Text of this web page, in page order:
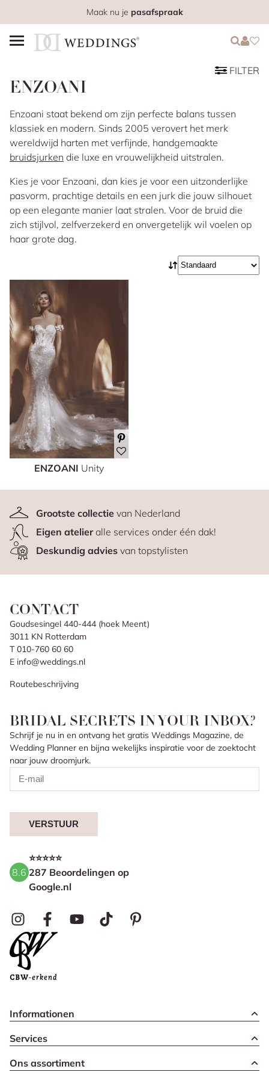
Maak nu je pasafspraak
Login
Login
ENZOANI
FILTER
Enzoani staat bekend om zijn perfecte balans tussen
klassiek en modern. Sinds 2005 verovert het merk
wereldwijd harten met verfijnde, handgemaakte
bruidsjurken die luxe en vrouwelijkheid uitstralen.
Kies je voor Enzoani, dan kies je voor een uitzonderlijke
pasvorm, prachtige details en een jurk die jouw silhouet
op een elegante manier laat stralen. Voor de bruid die
zich stijlvol, zelfverzekerd en onvergetelijk wil voelen op
haar grote dag.
ENZOANI Unity
Grootste collectievan Nederland
Eigen atelieralle services onder één dak!
Deskundig adviesvan topstylisten
CONTACT
Goudsesingel 440-444 (hoek Meent)
3011 KN Rotterdam
T 010-760 60 60
E info@weddings.nl
Routebeschrijving
BRIDAL SECRETS IN YOUR INBOX?
Schrijf je nu in en ontvang het gratis Weddings Magazine, de
Wedding Planner en bijna wekelijks inspiratie voor de zoektocht
naar jouw droomjurk.
VERSTUUR
8.6
⭐⭐⭐⭐⭐
287 Beoordelingen op
Google.nl
Informationen
Services
Ons assortiment